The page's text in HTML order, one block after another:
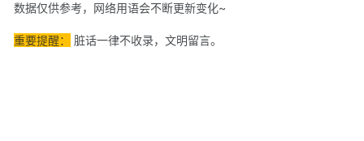
数据仅供参考，网络用语会不断更新变化~
重要提醒： 脏话一律不收录，文明留言。